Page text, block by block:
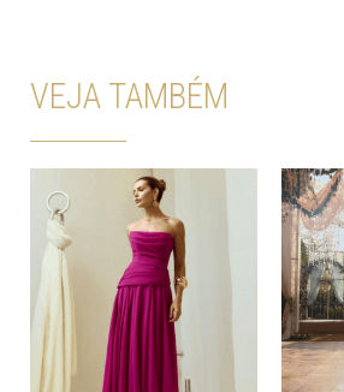
VEJA TAMBÉM